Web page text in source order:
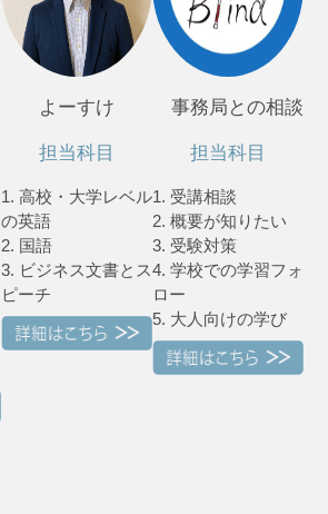
よーすけ
担当科目
1. 高校・大学レベル
の英語
2. 国語
3. ビジネス文書とス
ピーチ
事務局との相談
担当科目
1. 受講相談
2. 概要が知りたい
3. 受験対策
4. 学校での学習フォ
ロー
5. 大人向けの学び